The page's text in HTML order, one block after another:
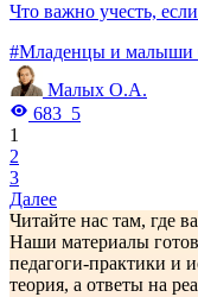
Что важно учесть,
#Младенцы и малыши
Малых О.А.
683 5
1
2
3
Далее
Читайте нас там, где
Наши материалы
педагоги-практики и
теория, а ответы на